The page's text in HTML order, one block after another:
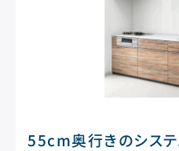
55cm奥行きのシステ